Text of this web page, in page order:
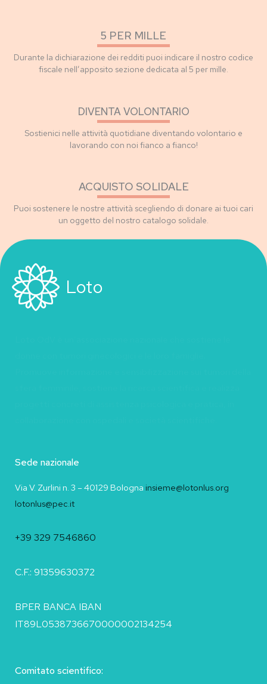
5 PER MILLE
Durante la dichiarazione dei redditi puoi indicare il nostro codice
fiscale nell’apposito sezione dedicata al 5 per mille.
DIVENTA VOLONTARIO
Sostienici nelle attività quotidiane diventando volontario e
lavorando con noi fianco a fianco!
ACQUISTO SOLIDALE
Puoi sostenere le nostre attività scegliendo di donare ai tuoi cari
un oggetto del nostro catalogo solidale.
Loto
Sede nazionale
Via V. Zurlini n. 3 – 40129 Bologna insieme@lotonlus.org
lotonlus@pec.it
+39 329 7546860
C.F.: 91359630372
BPER BANCA IBAN
IT89L0538736670000002134254
Comitato scientifico: